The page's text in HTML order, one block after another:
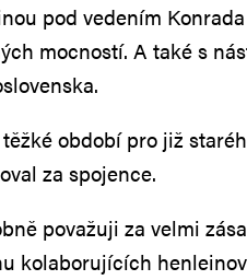
pod vedením
mocností. A také s
období pro již
za spojence.
považuji za velmi
kolaborujících